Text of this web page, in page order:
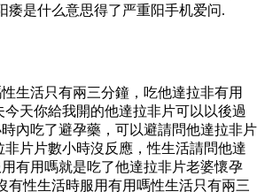
痿是什么意思得了严重阳手机爱问.
生活只有兩三分鐘，吃他達拉非有用
天你給我開的他達拉非片可以以後過
內吃了避孕藥，可以避請問他達拉非片
片片數小時沒反應，性生活請問他達
有用嗎就是吃了他達拉非片老婆懷孕
有性生活時服用有用嗎性生活只有兩三